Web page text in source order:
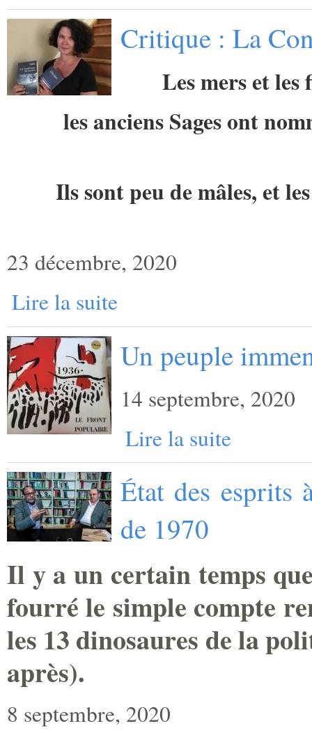
Critique : La
Les mers et
les anciens Sages ont
Ils sont peu de mâles, et
23 décembre, 2020
Lire la suite
Un peuple
14 septembre, 2020
Lire la suite
État des esprits
de 1970
Il y a un certain temps
fourré le simple compte
les 13 dinosaures de la
après).
8 septembre, 2020